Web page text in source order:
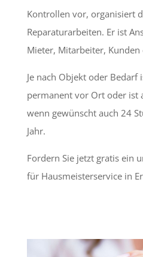
Kontrollen vor, organisiert
Reparaturarbeiten. Er ist
Mieter, Mitarbeiter, Kunden
Je nach Objekt oder Bedarf
permanent vor Ort oder ist
wenn gewünscht auch 24
Jahr.
Fordern Sie jetzt gratis ein
für Hausmeisterservice in